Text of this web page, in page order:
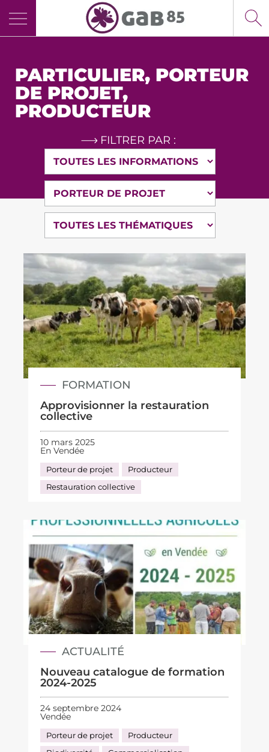
PARTICULIER, PORTEUR
DE PROJET,
PRODUCTEUR
FILTRER PAR :
FORMATION
Approvisionner la restauration
collective
10 mars 2025
En Vendée
Porteur de projet
Producteur
Restauration collective
ACTUALITÉ
Nouveau catalogue de formation
2024-2025
24 septembre 2024
Vendée
Porteur de projet
Producteur
Panneau de gestion des cookies